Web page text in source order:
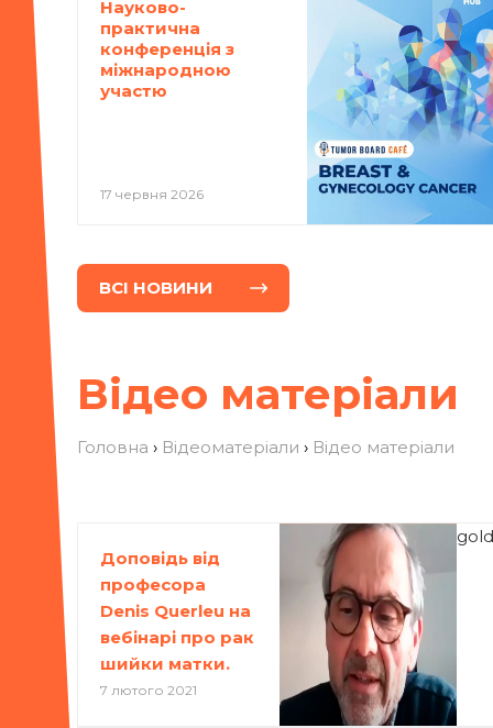
Вiдео матерiали
Головна › Відеоматеріали › Вiдео матерiали
gold
Доповідь від
професора
Denis Querleu на
вебінарі про рак
шийки матки.
7 лютого 2021
Науково-
практична
конференція з
міжнародною
участю
17 червня 2026
ВСI НОВИНИ